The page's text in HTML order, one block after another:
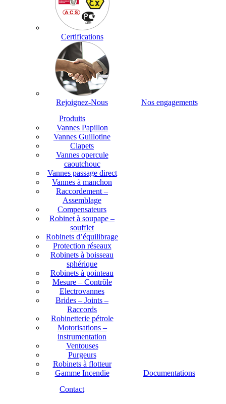
Certifications
Rejoignez-Nous
Nos engagements
Produits
Vannes Papillon
Vannes Guillotine
Clapets
Vannes opercule
caoutchouc
Vannes passage direct
Vannes à manchon
Raccordement –
Assemblage
Compensateurs
Robinet à soupape –
soufflet
Robinets d’équilibrage
Protection réseaux
Robinets à boisseau
sphérique
Robinets à pointeau
Mesure – Contrôle
Electrovannes
Brides – Joints –
Raccords
Robinetterie pétrole
Motorisations –
instrumentation
Ventouses
Purgeurs
Robinets à flotteur
Gamme Incendie
Documentations
Contact